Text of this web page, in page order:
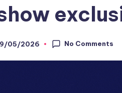
05/2026 No Comments